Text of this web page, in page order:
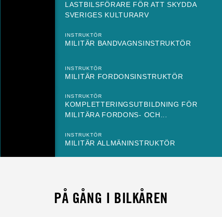
LASTBILSFÖRARE FÖR ATT SKYDDA
SVERIGES KULTURARV
INSTRUKTÖR
MILITÄR BANDVAGNSINSTRUKTÖR
INSTRUKTÖR
MILITÄR FORDONSINSTRUKTÖR
INSTRUKTÖR
KOMPLETTERINGSUTBILDNING FÖR
MILITÄRA FORDONS- OCH...
INSTRUKTÖR
MILITÄR ALLMÄNINSTRUKTÖR
PÅ GÅNG I BILKÅREN